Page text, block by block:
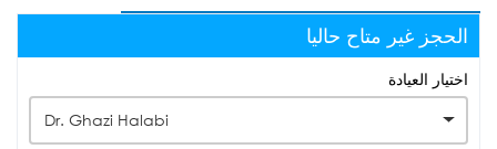
الحجز غير متاح حاليا
اختيار العيادة
Dr. Ghazi Halabi